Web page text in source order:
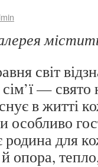
світ
— свято
в житті
особливо
для
й опора,